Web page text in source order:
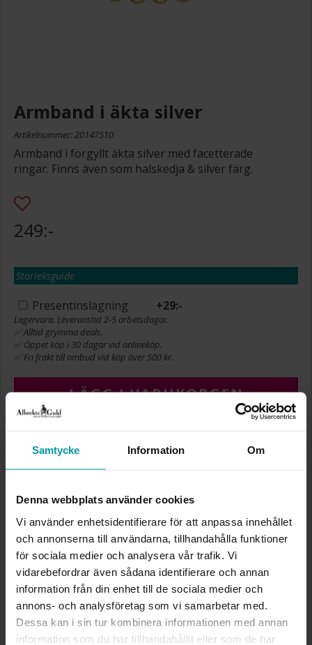
Samtycke Information Om
Denna webbplats använder cookies
Vi använder enhetsidentifierare för att anpassa innehållet
och annonserna till användarna, tillhandahålla funktioner
för sociala medier och analysera vår trafik. Vi
vidarebefordrar även sådana identifierare och annan
information från din enhet till de sociala medier och
annons- och analysföretag som vi samarbetar med.
Dessa kan i sin tur kombinera informationen med annan
information som du har tillhandahållit eller som de har
Armband i äkta silver
Artikelnummer: 20147510
Armband i förgyllt äkta silver med facetterade
ringar. Finns även som halskedja & silver färg.
249:-
Storleksguide
Presentinslagning +29:-
Lagervara. Leveranstid 2-5 arbetsdagar.
✅ Alltid grymma deals.
✅ Öppet köp i 30 dagar vid onlineköp.
✅ Fri frakt till ombud vid köp över 500 kr.
LÄGG I VARUKORGEN
INFO
HÖJD CA (MM)
3
LÄNGD CA (CM)
17+3
VARUMÄRKE
Albrekts Guld
MATERIAL
Silver,Guldpläterat
Liknande produkter